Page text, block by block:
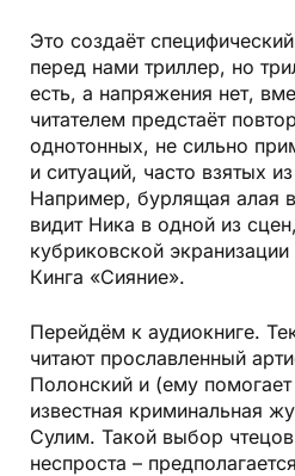
Это создаёт
перед нами триллер, но
есть, а напряжения нет,
читателем предстаёт
однотонных, не сильно
и ситуаций, часто взятых
Например, бурлящая алая
видит Ника в одной из
кубриковской
Кинга «Сияние».
Перейдём к аудиокниге.
читают прославленный
Полонский и (ему
известная криминальная
Сулим. Такой выбор
неспроста –